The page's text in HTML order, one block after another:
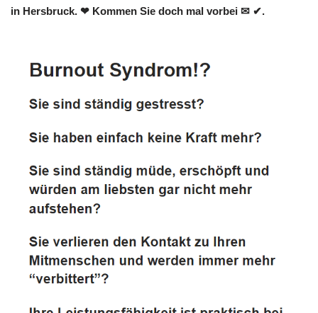
in Hersbruck. ❤ Kommen Sie doch mal vorbei ✉ ✔.